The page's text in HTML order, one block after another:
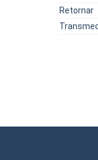
Retornar